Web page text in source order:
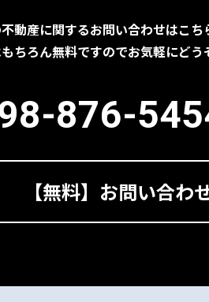
に、本ポリシーの内容を適
動産に関するお問い合わせはこち
ちろん無料ですのでお気軽にどう
876-
【無料】お問い合わ